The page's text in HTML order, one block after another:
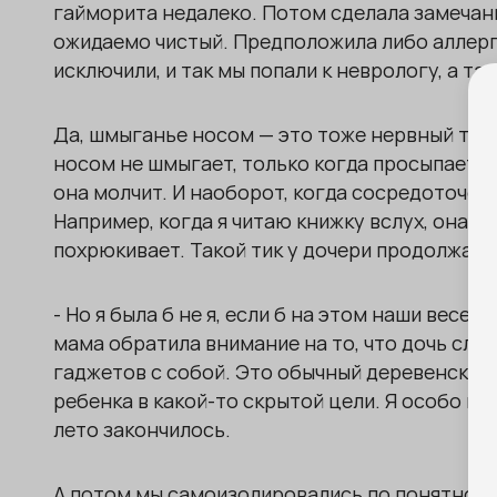
гайморита недалеко. Потом сделала
ожидаемо чистый. Предположила либо
исключили, и так мы попали к неврологу, а
Да, шмыганье носом — это тоже нервный тик.
носом не шмыгает, только когда
она молчит. И наоборот, когда
Например, когда я читаю книжку вслух, она
похрюкивает. Такой тик у дочери
- Но я была б не я, если б на этом наши
мама обратила внимание на то, что дочь
гаджетов с собой. Это обычный
ребенка в какой-то скрытой цели. Я особо не
лето закончилось.